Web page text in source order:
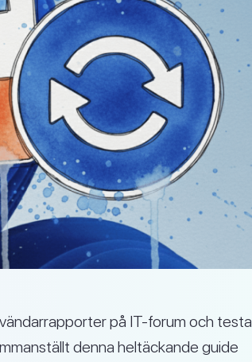
på IT-forum och testa
denna heltäckande guide